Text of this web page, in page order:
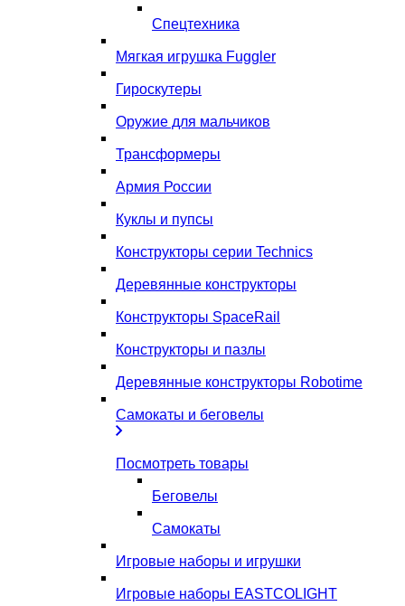
Спецтехника
Мягкая игрушка Fuggler
Гироскутеры
Оружие для мальчиков
Трансформеры
Армия России
Куклы и пупсы
Конструкторы серии Technics
Деревянные конструкторы
Конструкторы SpaceRail
Конструкторы и пазлы
Деревянные конструкторы Robotime
Самокаты и беговелы
Посмотреть товары
Беговелы
Самокаты
Игровые наборы и игрушки
Игровые наборы EASTCOLIGHT